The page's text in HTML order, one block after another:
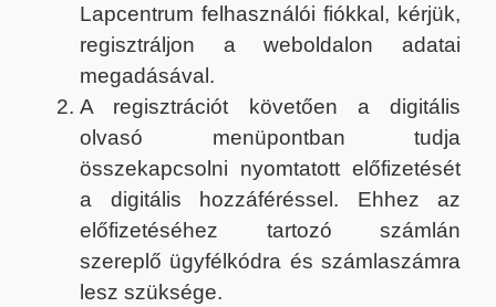
Lapcentrum felhasználói fiókkal, kérjük,
regisztráljon a weboldalon adatai
megadásával.
A regisztrációt követően a digitális
olvasó menüpontban tudja
összekapcsolni nyomtatott előfizetését
a digitális hozzáféréssel. Ehhez az
előfizetéséhez tartozó számlán
szereplő ügyfélkódra és számlaszámra
lesz szüksége.